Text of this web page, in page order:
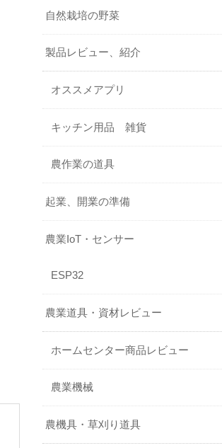
自然栽培の野菜
製品レビュー、紹介
オススメアプリ
キッチン用品 雑貨
農作業の道具
起業、開業の準備
農業IoT・センサー
ESP32
農業道具・資材レビュー
ホームセンター商品レビュー
農業機械
農機具・草刈り道具